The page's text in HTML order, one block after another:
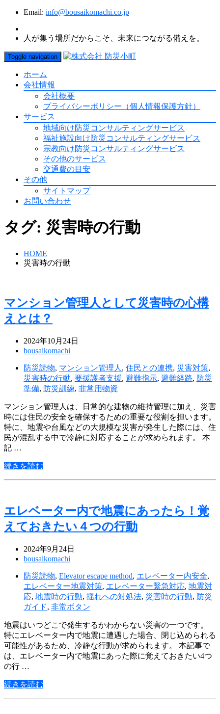
Email: info@bousaikomachi.co.jp
人が集う場所だからこそ、未来につながる備えを。
Toggle navigation
ホーム
会社情報
会社概要
プライバシーポリシー（個人情報保護方針）
サービス
地域向け防災コンサルティングサービス
福祉施設向け防災コンサルティングサービス
宗教向け防災コンサルティングサービス
その他のサービス
交通費の目安
その他
サイトマップ
お問い合わせ
タグ: 災害時の行動
HOME
災害時の行動
マンション管理人として災害時の心構
えとは？
2024年10月24日
bousaikomachi
防災読物, マンション管理人 , 住民との連携, 災害対策,
災害時の行動, 要援護者支援, 避難指示, 避難経路, 防災
準備, 防災訓練, 非常用物資
マンション管理人は、日常的な建物の維持管理に加え、災害
時には住民の安全を確保するための重要な役割を担います。
特に、地震や台風などの大規模な災害が発生した際には、住
民が混乱する中で冷静に対応することが求められます。 本
記 …
続きを読む
エレベーター内で地震にあったら！覚
えておきたい４つの行動
2024年9月24日
bousaikomachi
防災読物, Elevator escape method, エレベーター内安全,
エレベーター地震対策, エレベーター緊急対応, 地震対
応, 地震時の行動, 揺れへの対処法, 災害時の行動, 防災
ガイド, 非常ボタン
地震はいつどこで発生するかわからない災害の一つです。
特にエレベーター内で地震に遭遇した場合、閉じ込められる
可能性があるため、冷静な行動が求められます。 本記事で
は、エレベーター内で地震にあった際に覚えておきたい4つ
の行 …
続きを読む